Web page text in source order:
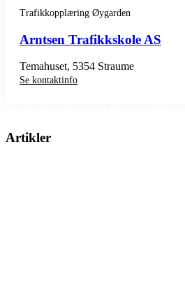
Trafikkopplæring Øygarden
Arntsen Trafikkskole AS
Temahuset, 5354 Straume
Se kontaktinfo
Artikler